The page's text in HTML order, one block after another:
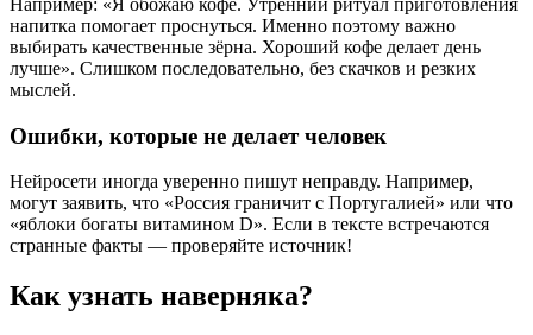
Например: «Я обожаю кофе. Утренний ритуал приготовления
напитка помогает проснуться. Именно поэтому важно
выбирать качественные зёрна. Хороший кофе делает день
лучше». Слишком последовательно, без скачков и резких
мыслей.
Ошибки, которые не делает человек
Нейросети иногда уверенно пишут неправду. Например,
могут заявить, что «Россия граничит с Португалией» или что
«яблоки богаты витамином D». Если в тексте встречаются
странные факты — проверяйте источник!
Как узнать наверняка?